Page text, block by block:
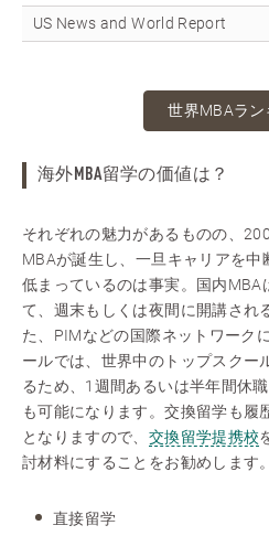
US News and World Report
世界MBAラン
海外MBA留学の価値は？
それぞれの魅力があるものの、
MBAが誕生し、一旦キャリアを
低まっているのは事実。国内MBA
て、週末もしくは夜間に開講され
た、PIMなどの国際ネットワーク
ールでは、世界中のトップスクー
るため、1週間あるいは半年間休
も可能になります。交換留学も履
となりますので、 交換留学提携校
討材料にすることをお勧めします。
直接留学